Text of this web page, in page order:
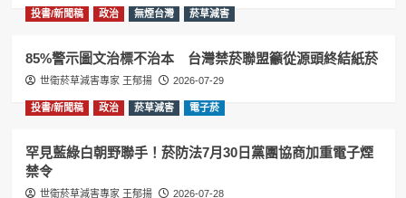
投書/新聞稿 政治 無煙台灣 菸草減害
85%警示圖文治標不治本 台灣禁菸聯盟籲從源頭終結紙菸
世衛菸草減害專家 王郁揚 2026-07-29
投書/新聞稿 政治 菸草減害 電子菸
罕見藍綠白朝野聯手！菸防法7月30日黨團協商加重電子煙
禁令
世衛菸草減害專家 王郁揚 2026-07-28